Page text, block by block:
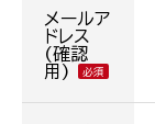
メールア
ドレス
(確認
用)